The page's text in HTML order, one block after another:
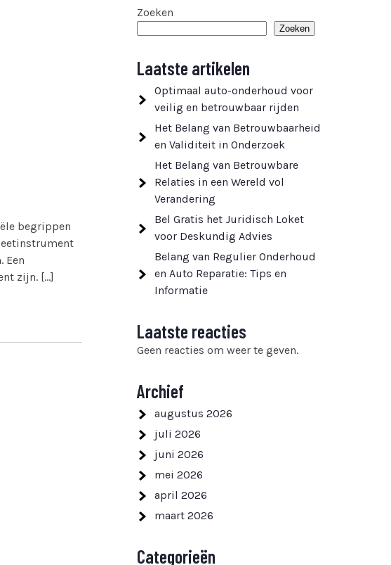
begrippen
Een
zijn. […]
Zoeken
Zoeken
Laatste artikelen
Optimaal auto-onderhoud voor
veilig en betrouwbaar rijden
Het Belang van Betrouwbaarheid
en Validiteit in Onderzoek
Het Belang van Betrouwbare
Relaties in een Wereld vol
Verandering
Bel Gratis het Juridisch Loket
voor Deskundig Advies
Belang van Regulier Onderhoud
en Auto Reparatie: Tips en
Informatie
Laatste reacties
Geen reacties om weer te geven.
Archief
augustus 2026
juli 2026
juni 2026
mei 2026
april 2026
maart 2026
Categorieën